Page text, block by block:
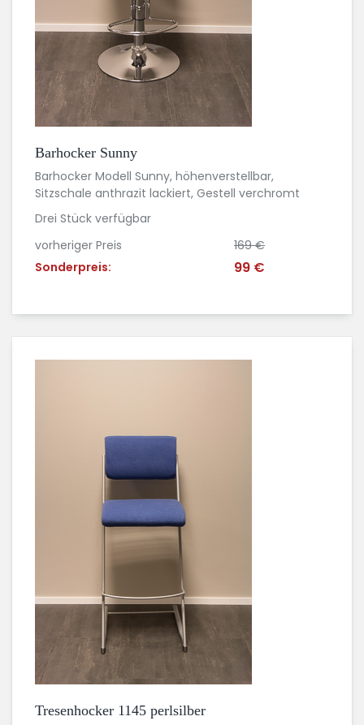
Barhocker Sunny
Barhocker Modell Sunny, höhenverstellbar,
Sitzschale anthrazit lackiert, Gestell verchromt
Drei Stück verfügbar
vorheriger Preis
169 €
Sonderpreis:
99 €
Tresenhocker 1145 perlsilber